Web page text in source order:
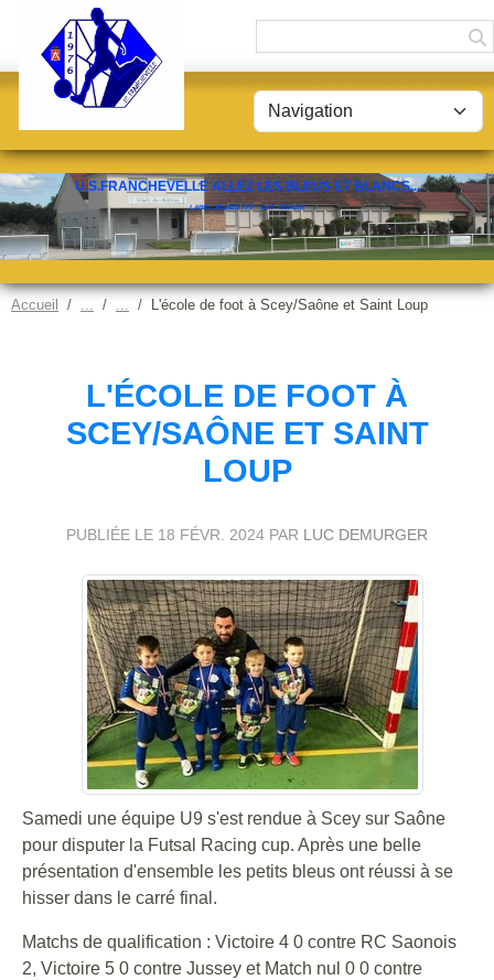
U.S.FRANCHEVELLE ALLEZ LES BLEUS ET BLANCS...
LABEL JEUNES FFF - CAT. ESPOIR
Accueil L'école de foot à Scey/Saône et Saint Loup
L'ÉCOLE DE FOOT À
SCEY/SAÔNE ET SAINT
LOUP
PUBLIÉE LE 18 FÉVR. 2024 PAR LUC DEMURGER
Samedi une équipe U9 s'est rendue à Scey sur Saône
pour disputer la Futsal Racing cup. Après une belle
présentation d'ensemble les petits bleus ont réussi à se
hisser dans le carré final.
Matchs de qualification : Victoire 4 0 contre RC Saonois
2, Victoire 5 0 contre Jussey et Match nul 0 0 contre
Panneau de gestion des cookies